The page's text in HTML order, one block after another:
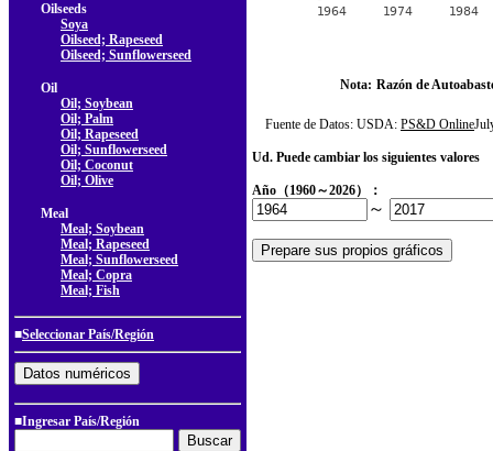
Oilseeds
Soya
Oilseed; Rapeseed
Oilseed; Sunflowerseed
Oil
Oil; Soybean
Oil; Palm
Oil; Rapeseed
Oil; Sunflowerseed
Oil; Coconut
Oil; Olive
Meal
Meal; Soybean
Meal; Rapeseed
Meal; Sunflowerseed
Meal; Copra
Meal; Fish
■Seleccionar País/Región
■Ingresar País/Región
Nota: Razón de
Fuente de Datos: USDA: PS&D Online
Ud. Puede cambiar los siguientes valores
Año（1960～2026）：
～